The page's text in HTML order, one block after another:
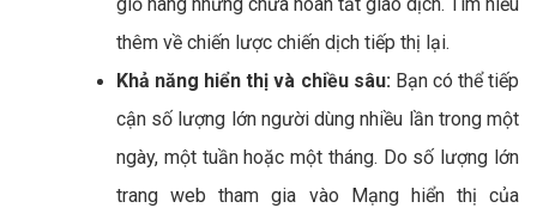
thêm về chiến lược chiến dịch tiếp thị lại.
Khả năng hiển thị và chiều sâu: Bạn có thể tiếp
cận số lượng lớn người dùng nhiều lần trong một
ngày, một tuần hoặc một tháng. Do số lượng lớn
trang web tham gia vào Mạng hiển thị của